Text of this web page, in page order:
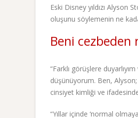
Eski Disney yıldızı Alyson
oluşunu söylemenin ne
Beni
“Farklı görüşlere
düşünüyorum. Ben,
cinsiyet kimliği ve
“Yıllar içinde ‘normal